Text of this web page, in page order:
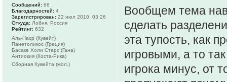
Вообщем тема
сделать
эта тупость, как
игровыми, а то
игрока минус, от
Сообщений: 66
Благодарностей: 4
Зарегистрирован: 22 июл 2010, 03:26
Откуда: Лобня, Россия
Рейтинг: 632
Аль-Наср (Кувейт)
Панетоликос (Греция)
Басаке Холи Старс (Гана)
Антиокия (Коста-Рика)
Сборная Кувейта (мол.)